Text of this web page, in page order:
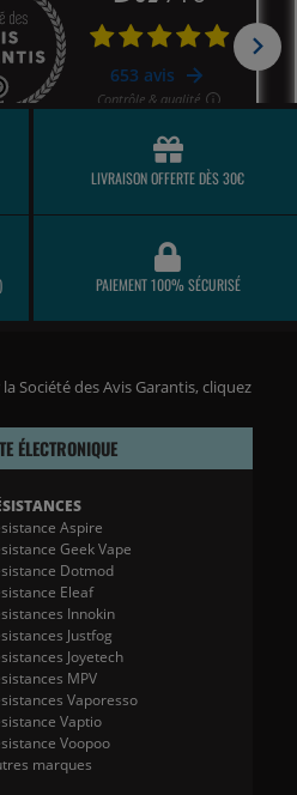
LIVRAISON OFFERTE DÈS 30€
PAIEMENT 100% SÉCURISÉ
Société des Avis Garantis, cliquez
ÉLECTRONIQUE
Aspire
Geek Vape
Dotmod
Eleaf
Innokin
Justfog
Joyetech
MPV
Vaporesso
Vaptio
Voopoo
marques